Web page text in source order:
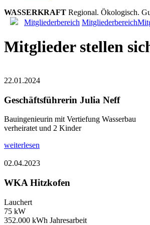
WASSERKRAFT Regional. Ökologisch. G
Mitgliederbereich Mitgliederbereich
Mitglieder stellen
22.01.2024
Geschäftsführerin Julia Neff
Bauingenieurin mit Vertiefung Wasserbau
verheiratet und 2 Kinder
weiterlesen
02.04.2023
WKA Hitzkofen
Lauchert
75 kW
352.000 kWh Jahresarbeit